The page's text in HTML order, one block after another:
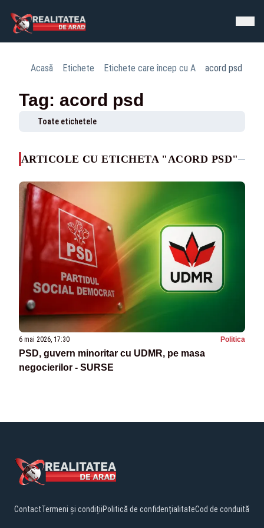
Acasă Etichete Etichete care încep cu A acord psd
Tag: acord psd
Toate etichetele
ARTICOLE CU ETICHETA "ACORD PSD"
6 mai 2026, 17:30 Politica
PSD, guvern minoritar cu UDMR, pe masa
negocierilor - SURSE
ContactTermeni și condițiiPolitică de confidențialitateCod de conduită